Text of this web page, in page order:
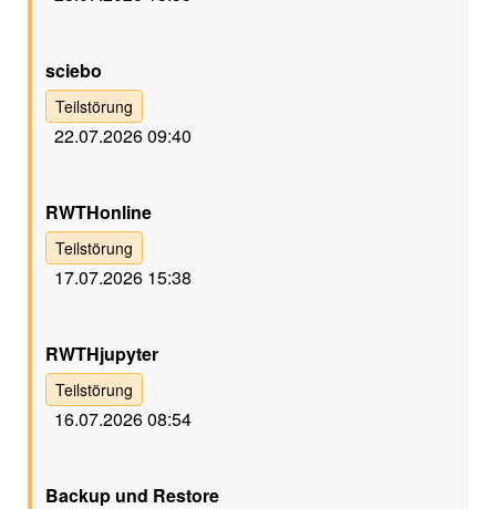
sciebo
Teilstörung
22.07.2026 09:40
RWTHonline
Teilstörung
17.07.2026 15:38
RWTHjupyter
Teilstörung
16.07.2026 08:54
Backup und Restore